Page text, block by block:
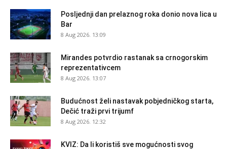
Posljednji dan prelaznog roka donio nova lica u
Bar
8 Aug 2026. 13:09
Mirandes potvrdio rastanak sa crnogorskim
reprezentativcem
8 Aug 2026. 13:07
Budućnost želi nastavak pobjedničkog starta,
Dečić traži prvi trijumf
8 Aug 2026. 12:32
KVIZ: Da li koristiš sve mogućnosti svog